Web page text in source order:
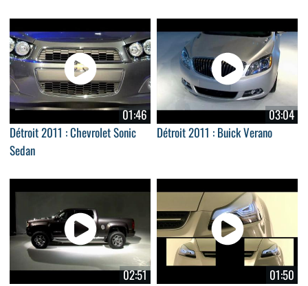
01:46
Détroit 2011 : Chevrolet Sonic
Sedan
03:04
Détroit 2011 : Buick Verano
02:51
01:50